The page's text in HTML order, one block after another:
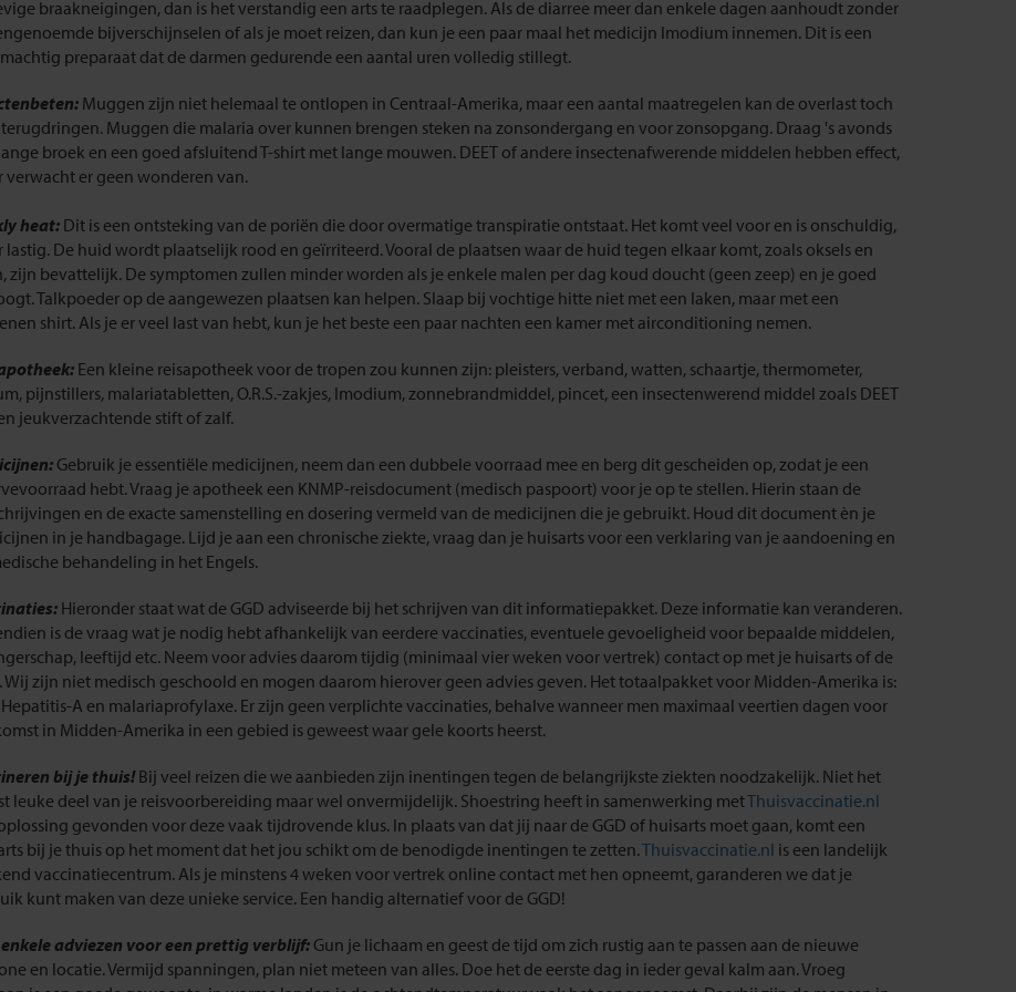
braakneigingen, dan is het verstandig een arts te raadplegen. Als de diarree meer dan enkele dagen aanhoudt zonder
bijverschijnselen of als je moet reizen, dan kun je een paar maal het medicijn Imodium innemen. Dit is een
preparaat dat de darmen gedurende een aantal uren volledig stillegt.
Muggen zijn niet helemaal te ontlopen in Centraal-Amerika, maar een aantal maatregelen kan de overlast toch
Muggen die malaria over kunnen brengen steken na zonsondergang en voor zonsopgang. Draag 's avonds
broek en een goed afsluitend T-shirt met lange mouwen. DEET of andere insectenafwerende middelen hebben effect,
verwacht er geen wonderen van.
heat:Dit is een ontsteking van de poriën die door overmatige transpiratie ontstaat. Het komt veel voor en is onschuldig,
lastig. De huid wordt plaatselijk rood en geïrriteerd. Vooral de plaatsen waar de huid tegen elkaar komt, zoals oksels en
zijn bevattelijk. De symptomen zullen minder worden als je enkele malen per dag koud doucht (geen zeep) en je goed
Talkpoeder op de aangewezen plaatsen kan helpen. Slaap bij vochtige hitte niet met een laken, maar met een
shirt. Als je er veel last van hebt, kun je het beste een paar nachten een kamer met airconditioning nemen.
Een kleine reisapotheek voor de tropen zou kunnen zijn: pleisters, verband, watten, schaartje, thermometer,
pijnstillers, malariatabletten, O.R.S.-zakjes, Imodium, zonnebrandmiddel, pincet, een insectenwerend middel zoals DEET
jeukverzachtende stift of zalf.
Gebruik je essentiële medicijnen, neem dan een dubbele voorraad mee en berg dit gescheiden op, zodat je een
hebt. Vraag je apotheek een KNMP-reisdocument (medisch paspoort) voor je op te stellen. Hierin staan de
en de exacte samenstelling en dosering vermeld van de medicijnen die je gebruikt. Houd dit document èn je
in je handbagage. Lijd je aan een chronische ziekte, vraag dan je huisarts voor een verklaring van je aandoening en
behandeling in het Engels.
Hieronder staat wat de GGD adviseerde bij het schrijven van dit informatiepakket. Deze informatie kan veranderen.
is de vraag wat je nodig hebt afhankelijk van eerdere vaccinaties, eventuele gevoeligheid voor bepaalde middelen,
leeftijd etc. Neem voor advies daarom tijdig (minimaal vier weken voor vertrek) contact op met je huisarts of de
Wij zijn niet medisch geschoold en mogen daarom hierover geen advies geven. Het totaalpakket voor Midden-Amerika is:
Hepatitis-A en malariaprofylaxe. Er zijn geen verplichte vaccinaties, behalve wanneer men maximaal veertien dagen voor
in Midden-Amerika in een gebied is geweest waar gele koorts heerst.
bij je thuis!Bij veel reizen die we aanbieden zijn inentingen tegen de belangrijkste ziekten noodzakelijk. Niet het
leuke deel van je reisvoorbereiding maar wel onvermijdelijk. Shoestring heeft in samenwerking metThuisvaccinatie.nl
gevonden voor deze vaak tijdrovende klus. In plaats van dat jij naar de GGD of huisarts moet gaan, komt een
bij je thuis op het moment dat het jou schikt om de benodigde inentingen te zetten.Thuisvaccinatie.nl is een landelijk
vaccinatiecentrum. Als je minstens 4 weken voor vertrek online contact met hen opneemt, garanderen we dat je
kunt maken van deze unieke service. Een handig alternatief voor de GGD!
adviezen voor een prettig verblijf:Gun je lichaam en geest de tijd om zich rustig aan te passen aan de nieuwe
en locatie. Vermijd spanningen, plan niet meteen van alles. Doe het de eerste dag in ieder geval kalm aan. Vroeg